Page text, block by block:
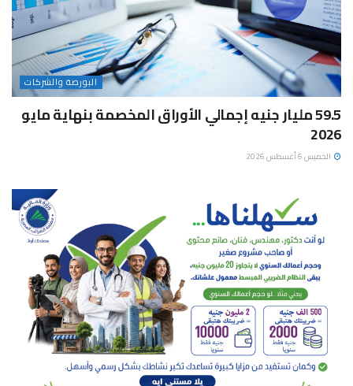
البورصة والشركات
59.5 مليار جنيه إجمالي الأوراق المخصمة بنهاية مايو
2026
الخميس 6 أغسطس 2026